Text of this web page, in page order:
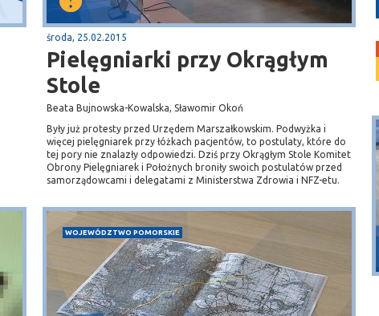
środa, 25.02.2015
Pielęgniarki przy Okrągłym
Stole
Beata Bujnowska-Kowalska, Sławomir Okoń
Były już protesty przed Urzędem Marszałkowskim. Podwyżka i
więcej pielęgniarek przy łóżkach pacjentów, to postulaty, które do
tej pory nie znalazły odpowiedzi. Dziś przy Okrągłym Stole Komitet
Obrony Pielęgniarek i Położnych broniły swoich postulatów przed
samorządowcami i delegatami z Ministerstwa Zdrowia i NFZ-etu.
WOJEWÓDZTWO POMORSKIE
Puck
Przystań, molo